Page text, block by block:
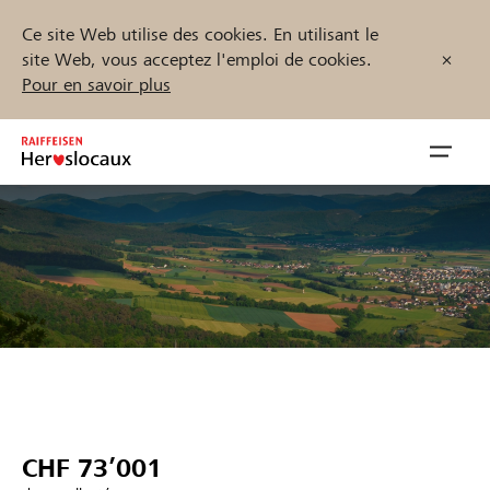
Ce site Web utilise des cookies. En utilisant le
site Web, vous acceptez l'emploi de cookies.
Pour en savoir plus
Inhalt
springen
öffnen
Soutien & assistance
Trouvez des projets et des organisations
Démarrez maintenant
CHF 73’001